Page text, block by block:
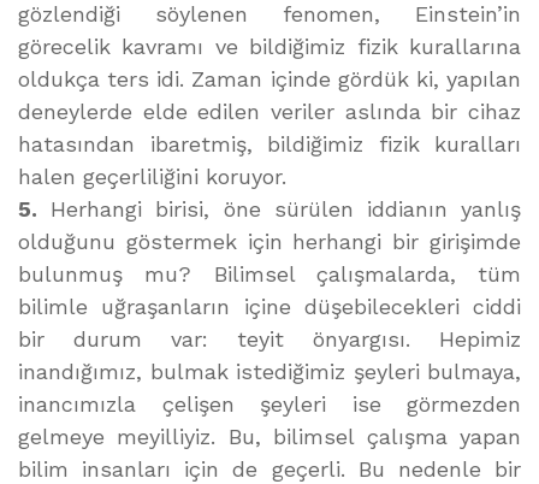
gözlendiği söylenen fenomen, Einstein’in
görecelik kavramı ve bildiğimiz fizik kurallarına
oldukça ters idi. Zaman içinde gördük ki, yapılan
deneylerde elde edilen veriler aslında bir cihaz
hatasından ibaretmiş, bildiğimiz fizik kuralları
halen geçerliliğini koruyor.
5. Herhangi birisi, öne sürülen iddianın yanlış
olduğunu göstermek için herhangi bir girişimde
bulunmuş mu? Bilimsel çalışmalarda, tüm
bilimle uğraşanların içine düşebilecekleri ciddi
bir durum var: teyit önyargısı. Hepimiz
inandığımız, bulmak istediğimiz şeyleri bulmaya,
inancımızla çelişen şeyleri ise görmezden
gelmeye meyilliyiz. Bu, bilimsel çalışma yapan
bilim insanları için de geçerli. Bu nedenle bir